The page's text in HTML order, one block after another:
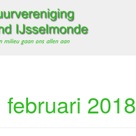
februari 2018